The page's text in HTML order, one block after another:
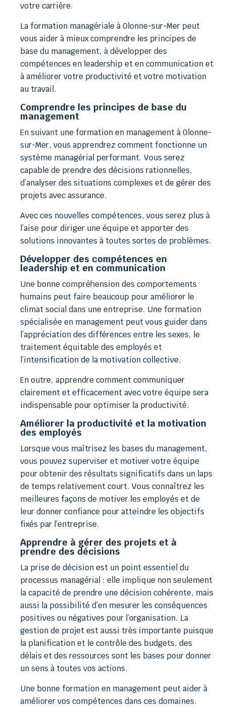
votre carrière.
La formation managériale à Olonne-sur-Mer peut
vous aider à mieux comprendre les principes de
base du management, à développer des
compétences en leadership et en communication et
à améliorer votre productivité et votre motivation
au travail.
Comprendre les principes de base du
management
En suivant une formation en management à Olonne-
sur-Mer, vous apprendrez comment fonctionne un
système managérial performant. Vous serez
capable de prendre des décisions rationnelles,
d’analyser des situations complexes et de gérer des
projets avec assurance.
Avec ces nouvelles compétences, vous serez plus à
l’aise pour diriger une équipe et apporter des
solutions innovantes à toutes sortes de problèmes.
Développer des compétences en
leadership et en communication
Une bonne compréhension des comportements
humains peut faire beaucoup pour améliorer le
climat social dans une entreprise. Une formation
spécialisée en management peut vous guider dans
l’appréciation des différences entre les sexes, le
traitement équitable des employés et
l’intensification de la motivation collective.
En outre, apprendre comment communiquer
clairement et efficacement avec votre équipe sera
indispensable pour optimiser la productivité.
Améliorer la productivité et la motivation
des employés
Lorsque vous maîtrisez les bases du management,
vous pouvez superviser et motiver votre équipe
pour obtenir des résultats significatifs dans un laps
de temps relativement court. Vous connaîtrez les
meilleures façons de motiver les employés et de
leur donner confiance pour atteindre les objectifs
fixés par l’entreprise.
Apprendre à gérer des projets et à
prendre des décisions
La prise de décision est un point essentiel du
processus managérial : elle implique non seulement
la capacité de prendre une décision cohérente, mais
aussi la possibilité d’en mesurer les conséquences
positives ou négatives pour l’organisation. La
gestion de projet est aussi très importante puisque
la planification et le contrôle des budgets, des
délais et des ressources sont les bases pour donner
un sens à toutes vos actions.
Une bonne formation en management peut aider à
améliorer vos compétences dans ces domaines.